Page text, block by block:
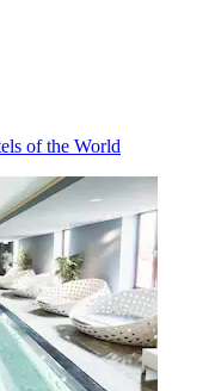
of the World